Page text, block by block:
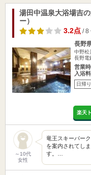
湯田中温泉大浴場吉
ー）
3.2点/ 8
長野
中野松
長野電
営業
入浴
日帰り
楽天
～10代
女性
竜王スキーパー
を案内されてし
す。…